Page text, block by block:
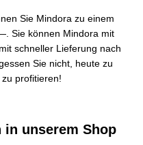
Sie Mindora zu einem
. Sie können Mindora mit
schneller Lieferung nach
Sie nicht, heute zu
profitieren!
in unserem Shop